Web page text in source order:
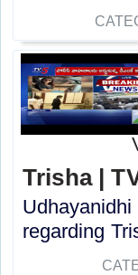
Trisha |
regarding